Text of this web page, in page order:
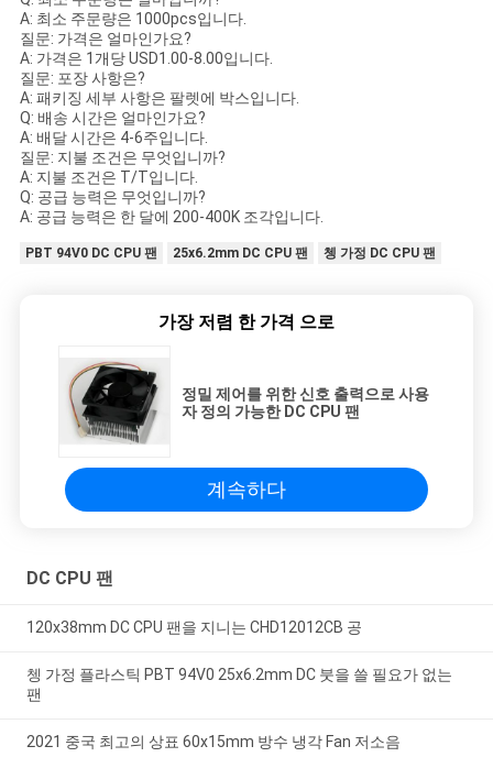
A: 최소 주문량은 1000pcs입니다.
질문: 가격은 얼마인가요?
A: 가격은 1개당 USD1.00-8.00입니다.
질문: 포장 사항은?
A: 패키징 세부 사항은 팔렛에 박스입니다.
Q: 배송 시간은 얼마인가요?
A: 배달 시간은 4-6주입니다.
질문: 지불 조건은 무엇입니까?
A: 지불 조건은 T/T입니다.
Q: 공급 능력은 무엇입니까?
A: 공급 능력은 한 달에 200-400K 조각입니다.
PBT 94V0 DC CPU 팬 25x6.2mm DC CPU 팬 쳉 가정 DC CPU 팬
가장 저렴 한 가격 으로
정밀 제어를 위한 신호 출력으로 사용
자 정의 가능한 DC CPU 팬
계속하다
DC CPU 팬
120x38mm DC CPU 팬을 지니는 CHD12012CB 공
쳉 가정 플라스틱 PBT 94V0 25x6.2mm DC 붓을 쓸 필요가 없는
팬
2021 중국 최고의 상표 60x15mm 방수 냉각 Fan 저소음